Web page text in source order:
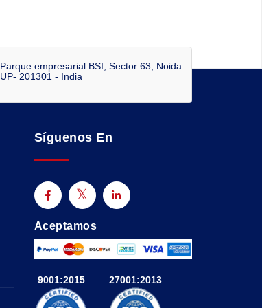
Parque empresarial BSI, Sector 63, Noida
UP- 201301 - India
Síguenos En
Aceptamos
9001:2015 27001:2013